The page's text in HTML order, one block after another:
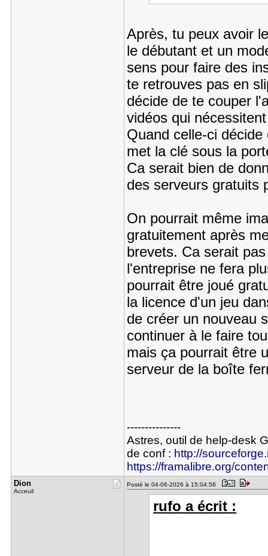
Après, tu peux avoir
le débutant et un
sens pour faire des
te retrouves pas en
décide de te couper
vidéos qui
Quand celle-ci
met la clé sous la
Ca serait bien de
des serveurs gratuits
On pourrait même
gratuitement après
brevets. Ca serait
l'entreprise ne fera
pourrait être joué
la licence d'un jeu
de créer un nouveau
continuer à le faire
mais ça pourrait être
serveur de la boîte
---------------
Astres, outil de help-desk
de conf : http://
https://framalibre.org/
Dion
Acceuil
Posté le 04-06-2026 à 15:04:58
rufo a écrit :